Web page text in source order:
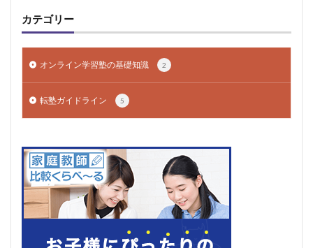
カテゴリー
オンライン学習塾の基礎知識 2
転塾ガイドライン 5